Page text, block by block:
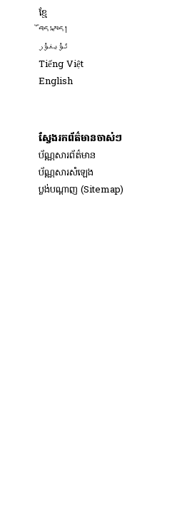
ខ្មែ
བོད་སྐད།
ئۇيغۇر
Tiếng Việt
English
ស្វែងរកព័ត៌មានចាស់ៗ
ប័ណ្ណសារ​ព័ត៌មាន​
ប័ណ្ណសារ​សំឡេង
ប្លង់បណ្តាញ (Sitemap)